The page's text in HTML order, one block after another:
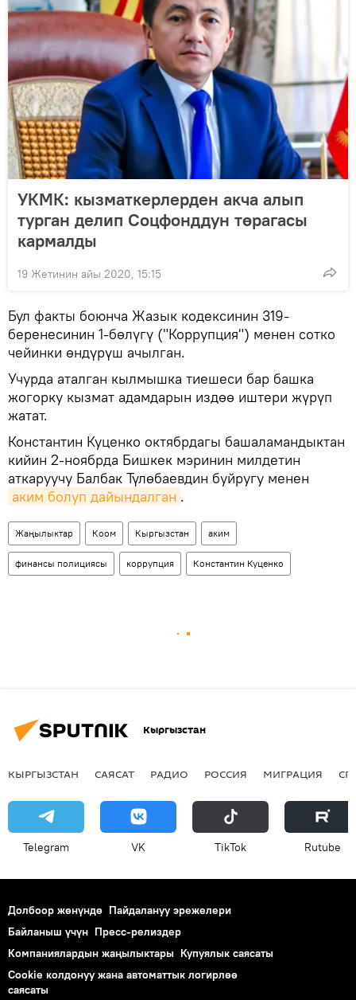
УКМК: кызматкерлерден акча алып
турган делип Соцфонддун төрагасы
кармалды
19 Жетинин айы 2020, 15:15
Бул факты боюнча Жазык кодексинин 319-
беренесинин 1-бөлүгү ("Коррупция") менен сотко
чейинки өндүрүш ачылган.
Учурда аталган кылмышка тиешеси бар башка
жогорку кызмат адамдарын издөө иштери жүрүп
жатат.
Константин Куценко октябрдагы башаламандыктан
кийин 2-ноябрда Бишкек мэринин милдетин
аткаруучу Балбак Түлөбаевдин буйругу менен
аким болуп дайындалган .
Жаңылыктар Коом Кыргызстан аким
финансы полициясы коррупция Константин Куценко
Кыргызстан
КЫРГЫЗСТАН САЯСАТ РАДИО РОССИЯ МИГРАЦИЯ
Telegram VK ТikТоk Rutube
Долбоор жөнүндө Пайдалануу эрежелери
Байланыш үчүн Пресс-релиздер
Компаниялардын жаңылыктары Купуялык саясаты
Cookie колдонуу жана автоматтык логирлөө
саясаты